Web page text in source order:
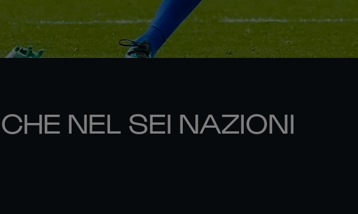
NEL SEI NAZIONI